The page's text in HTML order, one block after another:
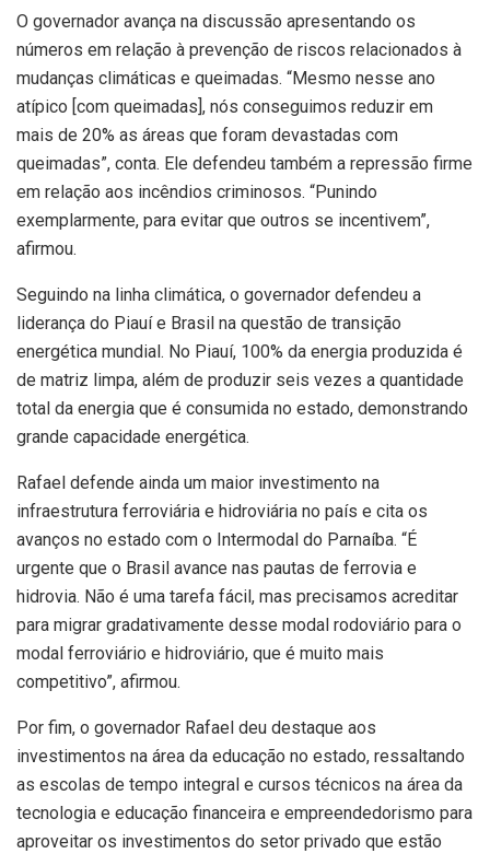
O governador avança na discussão apresentando os
números em relação à prevenção de riscos relacionados à
mudanças climáticas e queimadas. “Mesmo nesse ano
atípico [com queimadas], nós conseguimos reduzir em
mais de 20% as áreas que foram devastadas com
queimadas”, conta. Ele defendeu também a repressão firme
em relação aos incêndios criminosos. “Punindo
exemplarmente, para evitar que outros se incentivem”,
afirmou.
Seguindo na linha climática, o governador defendeu a
liderança do Piauí e Brasil na questão de transição
energética mundial. No Piauí, 100% da energia produzida é
de matriz limpa, além de produzir seis vezes a quantidade
total da energia que é consumida no estado, demonstrando
grande capacidade energética.
Rafael defende ainda um maior investimento na
infraestrutura ferroviária e hidroviária no país e cita os
avanços no estado com o Intermodal do Parnaíba. “É
urgente que o Brasil avance nas pautas de ferrovia e
hidrovia. Não é uma tarefa fácil, mas precisamos acreditar
para migrar gradativamente desse modal rodoviário para o
modal ferroviário e hidroviário, que é muito mais
competitivo”, afirmou.
Por fim, o governador Rafael deu destaque aos
investimentos na área da educação no estado, ressaltando
as escolas de tempo integral e cursos técnicos na área da
tecnologia e educação financeira e empreendedorismo para
aproveitar os investimentos do setor privado que estão